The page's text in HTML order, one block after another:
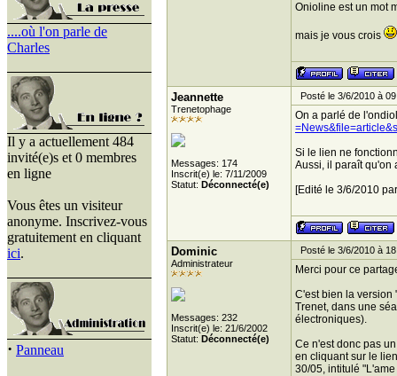
....où l'on parle de
Charles
Il y a actuellement 484
invité(e)s et 0 membres
en ligne
Vous êtes un visiteur
anonyme. Inscrivez-vous
gratuitement en cliquant
ici.
· Panneau
Onioline est un mot
mais je vous crois
Jeannette
Trenetophage
Messages: 174
Inscrit(e) le: 7/11/2009
Statut: Déconnecté(e)
Posté le 3/6/2010 à
On a parlé de
Si le lien ne
Aussi, il paraît qu'on
[Edité le 3/6/2010
Dominic
Administrateur
Messages: 232
Inscrit(e) le: 21/6/2002
Statut: Déconnecté(e)
Posté le 3/6/2010 à
Merci pour ce
C'est bien la version
Trenet, dans une
électroniques).
Ce n'est donc pas
en cliquant sur le
30/05, intitulé